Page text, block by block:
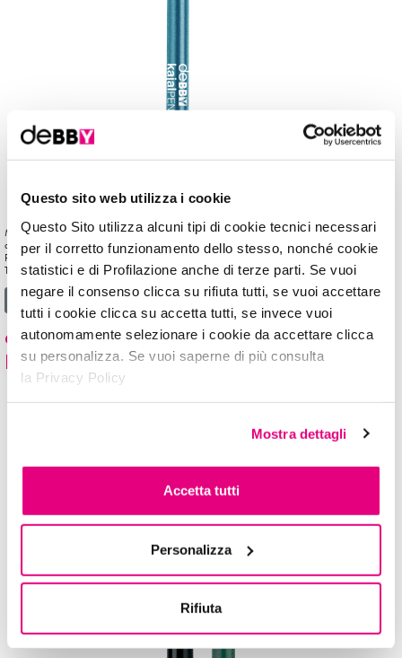
Questo sito web utilizza i cookie
Questo Sito utilizza alcuni tipi di cookie tecnici necessari
per il corretto funzionamento dello stesso, nonché cookie
statistici e di Profilazione anche di terze parti. Se vuoi
negare il consenso clicca su rifiuta tutti, se vuoi accettare
tutti i cookie clicca su accetta tutti, se invece vuoi
autonomamente selezionare i cookie da accettare clicca
su personalizza. Se vuoi saperne di più consulta
la Privacy Policy
Mostra dettagli
Accetta tutti
Personalizza
Rifiuta
Matita per interno ed esterno occhi in plastica, dal colore intenso e ULTRA long lasting fino
a 18 ore no-stop per utilizzo come eyeliner*. Indicato per portatori di lenti a contatto.
Paraffin/Mineral-oil free Oftalmologicamente testata. *per il 50% delle donne intervistate.
Test interno: autovalutazione su 20 volontarie […]
Leggi di più…from kajalPENCIL WATERPROOF
eyePENCIL LONG LASTING WATER
RESISTANT